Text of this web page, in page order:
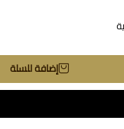
إضافة للسلة